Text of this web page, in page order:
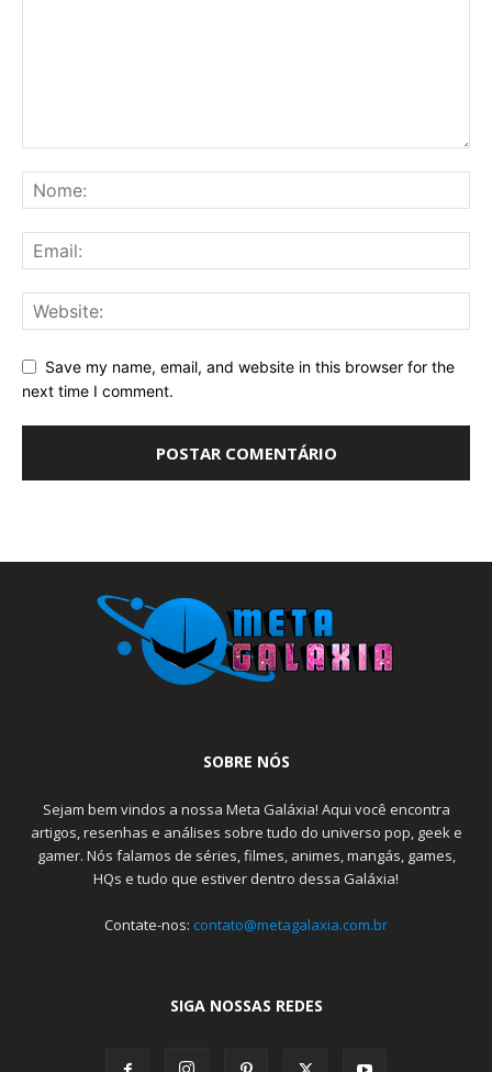
Save my name, email, and website in this browser for the
next time I comment.
SOBRE NÓS
Sejam bem vindos a nossa Meta Galáxia! Aqui você encontra
artigos, resenhas e análises sobre tudo do universo pop, geek e
gamer. Nós falamos de séries, filmes, animes, mangás, games,
HQs e tudo que estiver dentro dessa Galáxia!
Contate-nos: contato@metagalaxia.com.br
SIGA NOSSAS REDES